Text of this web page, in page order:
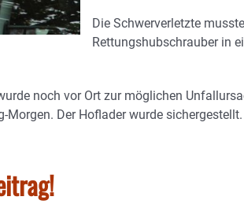
Die Schwerverletzte
Rettungshubschrauber in
noch vor Ort zur möglichen
Morgen. Der Hoflader wurde